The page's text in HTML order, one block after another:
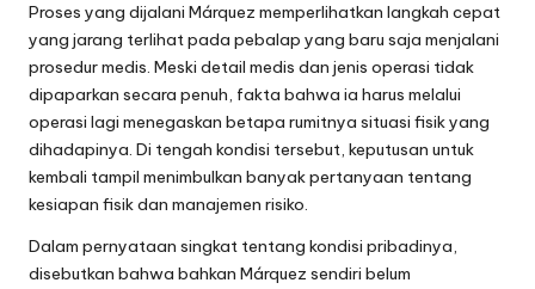
Proses yang dijalani Márquez memperlihatkan langkah cepat
yang jarang terlihat pada pebalap yang baru saja menjalani
prosedur medis. Meski detail medis dan jenis operasi tidak
dipaparkan secara penuh, fakta bahwa ia harus melalui
operasi lagi menegaskan betapa rumitnya situasi fisik yang
dihadapinya. Di tengah kondisi tersebut, keputusan untuk
kembali tampil menimbulkan banyak pertanyaan tentang
kesiapan fisik dan manajemen risiko.
Dalam pernyataan singkat tentang kondisi pribadinya,
disebutkan bahwa bahkan Márquez sendiri belum